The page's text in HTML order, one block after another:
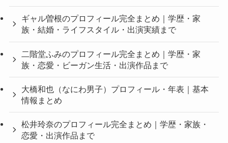
ギャル曽根のプロフィール完全まとめ｜学歴・家
族・結婚・ライフスタイル・出演実績まで
二階堂ふみのプロフィール完全まとめ｜学歴・家
族・恋愛・ビーガン生活・出演作品まで
大橋和也（なにわ男子）プロフィール・年表｜基本
情報まとめ
松井玲奈のプロフィール完全まとめ｜学歴・家族・
恋愛・出演作品まで